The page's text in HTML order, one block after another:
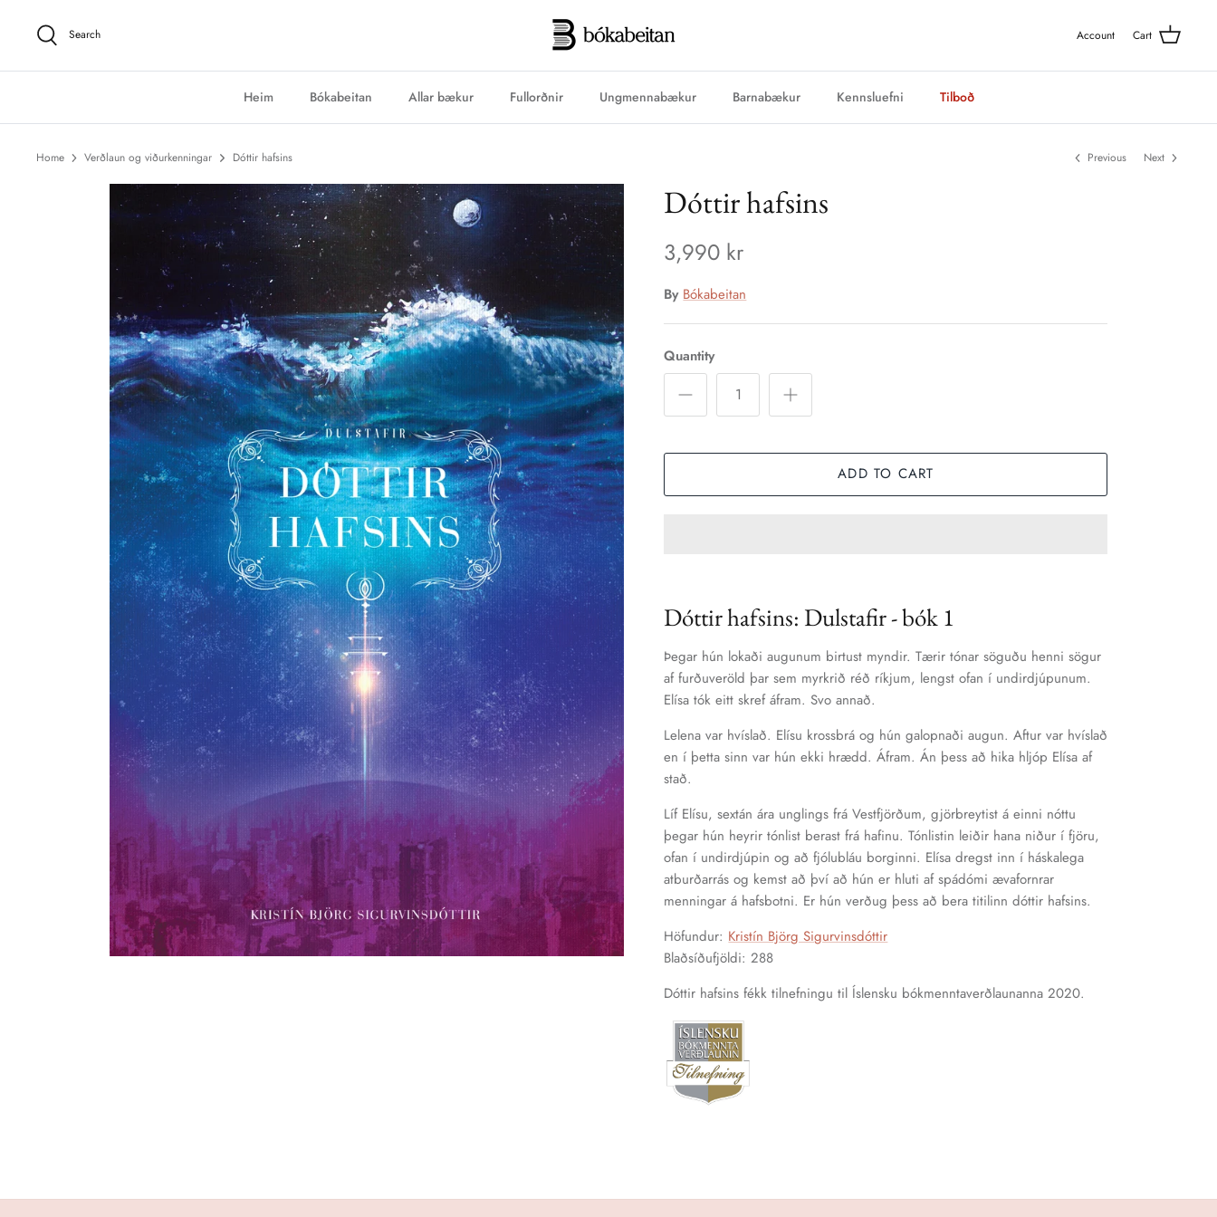
Search Account Cart
Heim Bókabeitan Allar bækur Fullorðnir Ungmennabækur Barnabækur Kennsluefni Tilboð
Home Verðlaun og viðurkenningar Dóttir hafsins Previous Next
Dóttir hafsins
3,990 kr
By Bókabeitan
Quantity
ADD TO CART
Dóttir hafsins: Dulstafir - bók 1
Þegar hún lokaði augunum birtust myndir. Tærir tónar söguðu henni sögur
af furðuveröld þar sem myrkrið réð ríkjum, lengst ofan í undirdjúpunum.
Elísa tók eitt skref áfram. Svo annað.
Lelena var hvíslað. Elísu krossbrá og hún galopnaði augun. Aftur var hvíslað
en í þetta sinn var hún ekki hrædd. Áfram. Án þess að hika hljóp Elísa af
stað.
Líf Elísu, sextán ára unglings frá Vestfjörðum, gjörbreytist á einni nóttu
þegar hún heyrir tónlist berast frá hafinu. Tónlistin leiðir hana niður í fjöru,
ofan í undirdjúpin og að fjólubláu borginni. Elísa dregst inn í háskalega
atburðarrás og kemst að því að hún er hluti af spádómi ævafornrar
menningar á hafsbotni. Er hún verðug þess að bera titilinn dóttir hafsins.
Höfundur: Kristín Björg Sigurvinsdóttir
Blaðsíðufjöldi: 288
Dóttir hafsins fékk tilnefningu til Íslensku bókmenntaverðlaunanna 2020.